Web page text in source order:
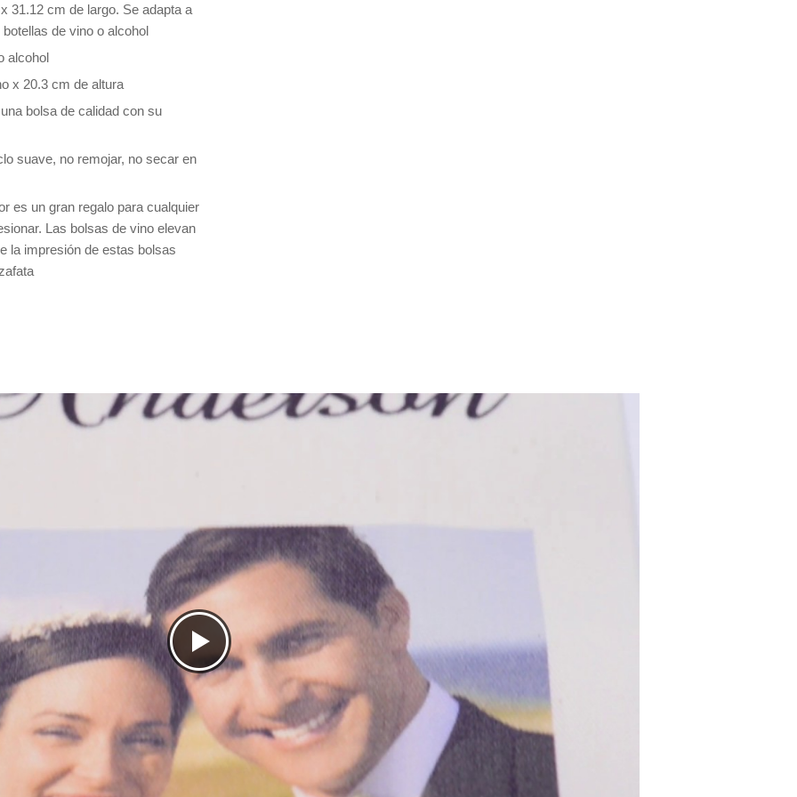
31.12 cm de largo. Se adapta a
de vino o alcohol
alcohol
x 20.3 cm de altura
bolsa de calidad con su
suave, no remojar, no secar en
es un gran regalo para cualquier
Las bolsas de vino elevan
la impresión de estas bolsas